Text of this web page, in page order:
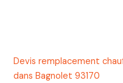
Devis remplacement
dans Bagnolet 93170